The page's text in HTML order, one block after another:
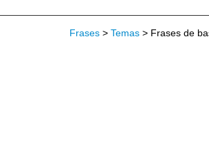
Frases > Temas > Frases de